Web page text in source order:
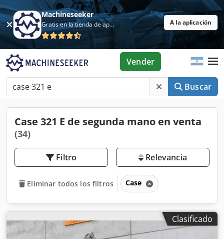
Machineseeker
Gratis en la tienda de aplicaciones A la aplicación
Buscar
Vender
Case 321 E de segunda mano en venta
(34)
Filtro Relevancia
Eliminar todos los filtros Case
Clasificado